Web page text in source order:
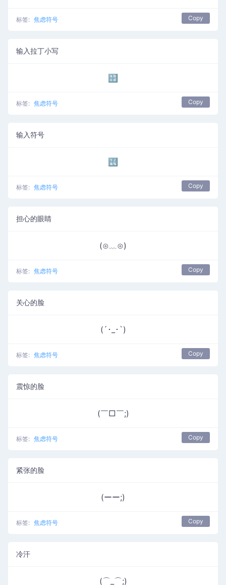
标签: 焦虑符号 Copy
输入拉丁小写
🔡
标签: 焦虑符号 Copy
输入符号
🔣
标签: 焦虑符号 Copy
担心的眼睛
(⊙﹏⊙)
标签: 焦虑符号 Copy
关心的脸
(´･_･`)
标签: 焦虑符号 Copy
震惊的脸
(￣□￣;)
标签: 焦虑符号 Copy
紧张的脸
(ーー;)
标签: 焦虑符号 Copy
冷汗
(⌒_⌒;)